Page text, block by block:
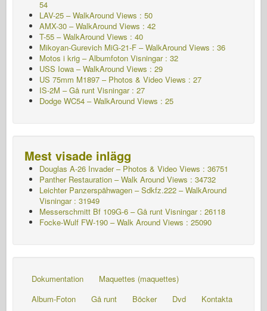
54
LAV-25 – WalkAround Views : 50
AMX-30 – WalkAround Views : 42
T-55 – WalkAround Views : 40
Mikoyan-Gurevich MiG-21-F – WalkAround Views : 36
Motos i krig – Albumfoton Visningar : 32
USS Iowa – WalkAround Views : 29
US 75mm M1897 – Photos & Video Views : 27
IS-2M – Gå runt Visningar : 27
Dodge WC54 – WalkAround Views : 25
Mest visade inlägg
Douglas A-26 Invader – Photos & Video Views : 36751
Panther Restauration – Walk Around Views : 34732
Leichter Panzerspähwagen – Sdkfz.222 – WalkAround
Visningar : 31949
Messerschmitt Bf 109G-6 – Gå runt Visningar : 26118
Focke-Wulf FW-190 – Walk Around Views : 25090
Dokumentation
Maquettes (maquettes)
Album-Foton
Gå runt Böcker Dvd Kontakta